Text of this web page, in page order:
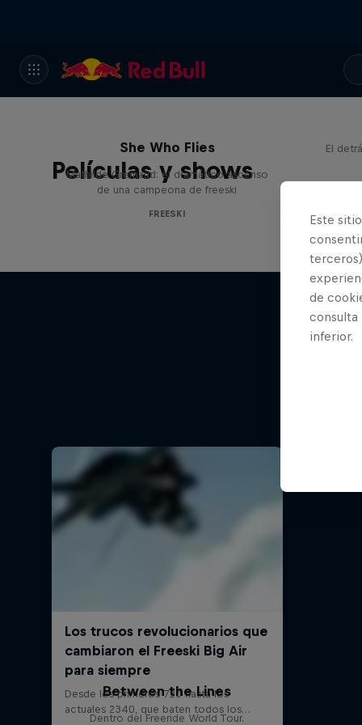
Películas y shows
She Who Flies
Mathilde Gremaud: el dramático ascenso
de una campeona de freeski
FREESKI
El
Between the Lines
Dentro del Freeride World Tour.
Este
de
consulta
inferior.